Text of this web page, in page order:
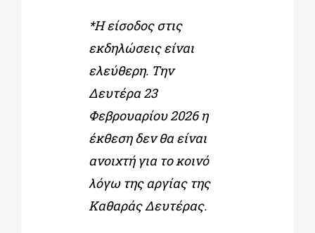
*Η είσοδος στις
εκδηλώσεις είναι
ελεύθερη. Την
Δευτέρα 23
Φεβρουαρίου 2026 η
έκθεση δεν θα είναι
ανοιχτή για το κοινό
λόγω της αργίας της
Καθαράς Δευτέρας.